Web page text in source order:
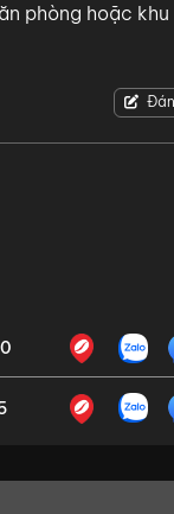
phòng hoặc